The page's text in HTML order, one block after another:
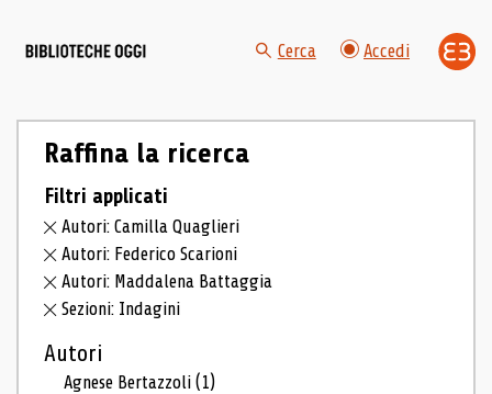
Cerca Accedi
Raffina la ricerca
Filtri applicati
Autori: Camilla Quaglieri
Autori: Federico Scarioni
Autori: Maddalena Battaggia
Sezioni: Indagini
Autori
Agnese Bertazzoli(1)